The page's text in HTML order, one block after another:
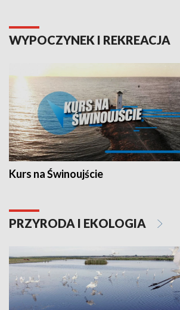
WYPOCZYNEK I REKREACJA
Kurs na Świnoujście
PRZYRODA I EKOLOGIA